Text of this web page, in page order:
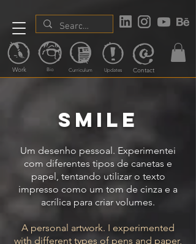
Work Bio Curriculum Updates Contact
Smile
Um desenho pessoal. Experimentei
com diferentes tipos de canetas e
papel, tentando utilizar o texto
impresso como um tom de cinza e a
acrílica para criar volumes.
A personal artwork. I experimented
with different types of pens and paper,